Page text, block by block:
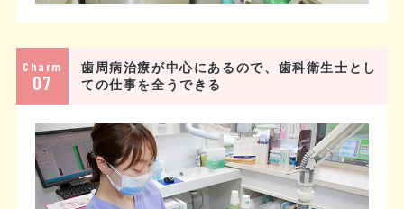
Charm
07
歯周病治療が中心にあるので、歯科衛生士とし
ての仕事を全うできる